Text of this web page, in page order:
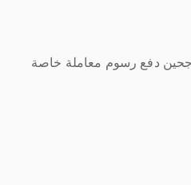
دفع رسوم معاملة خاصة